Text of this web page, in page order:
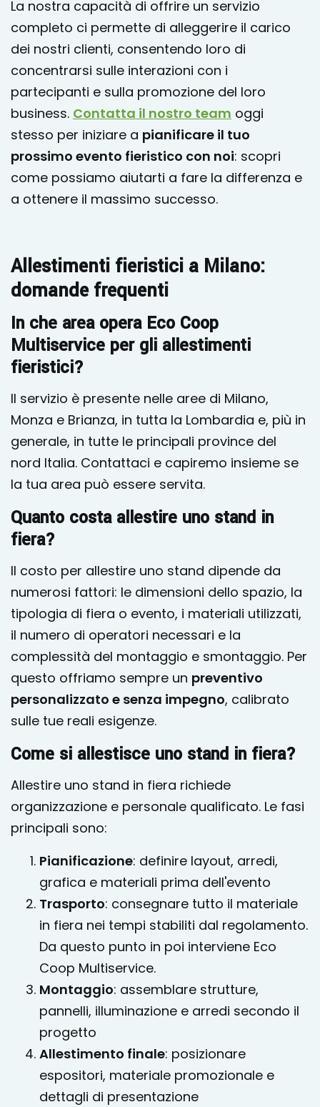
La nostra capacità di offrire un servizio
completo ci permette di alleggerire il carico
dei nostri clienti, consentendo loro di
concentrarsi sulle interazioni con i
partecipanti e sulla promozione del loro
business. Contatta il nostro team oggi
stesso per iniziare a pianificare il tuo
prossimo evento fieristico con noi: scopri
come possiamo aiutarti a fare la differenza e
a ottenere il massimo successo.
Allestimenti fieristici a Milano:
domande frequenti
In che area opera Eco Coop
Multiservice per gli allestimenti
fieristici?
Il servizio è presente nelle aree di Milano,
Monza e Brianza, in tutta la Lombardia e, più in
generale, in tutte le principali province del
nord Italia. Contattaci e capiremo insieme se
la tua area può essere servita.
Quanto costa allestire uno stand in
fiera?
Il costo per allestire uno stand dipende da
numerosi fattori: le dimensioni dello spazio, la
tipologia di fiera o evento, i materiali utilizzati,
il numero di operatori necessari e la
complessità del montaggio e smontaggio. Per
questo offriamo sempre un preventivo
personalizzato e senza impegno, calibrato
sulle tue reali esigenze.
Come si allestisce uno stand in fiera?
Allestire uno stand in fiera richiede
organizzazione e personale qualificato. Le fasi
principali sono:
Pianificazione: definire layout, arredi,
grafica e materiali prima dell'evento
Trasporto: consegnare tutto il materiale
in fiera nei tempi stabiliti dal regolamento.
Da questo punto in poi interviene Eco
Coop Multiservice.
Montaggio: assemblare strutture,
pannelli, illuminazione e arredi secondo il
progetto
Allestimento finale: posizionare
espositori, materiale promozionale e
dettagli di presentazione